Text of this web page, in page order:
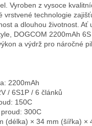
Vyroben z vysoce
vrstvené technologie
a dlouhou životnost. Ať
DOGCOM 2200mAh
a výdrž pro náročné
2200mAh
/ 6S1P / 6 článků
150C
300C
(délka) × 34 mm (šířka) ×